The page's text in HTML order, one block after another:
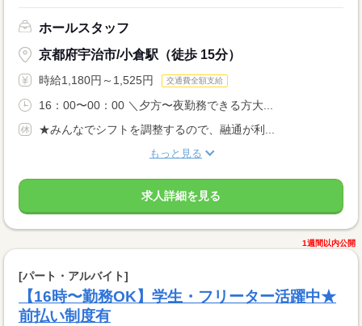
ホールスタッフ
京都府宇治市/小倉駅（徒歩 15分）
時給1,180円～1,525円 交通費全額支給
16：00〜00：00 ＼夕方〜夜勤務できる方大...
★みんなでシフトを調整するので、融通が利...
もっと見る
求人詳細を見る
1週間以内公開
[パート・アルバイト]
【16時〜勤務OK】学生・フリーター活躍中★
前払い制度有